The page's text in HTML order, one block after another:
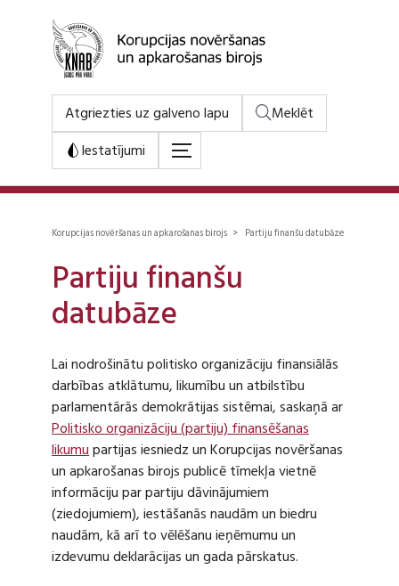
Atgriezties uz galveno lapu
Meklēt
Iestatījumi
Korupcijas novēršanas un apkarošanas birojs > Partiju finanšu datubāze
Partiju finanšu
datubāze
Lai nodrošinātu politisko organizāciju finansiālās
darbības atklātumu, likumību un atbilstību
parlamentārās demokrātijas sistēmai, saskaņā ar
Politisko organizāciju (partiju) finansēšanas
likumupartijas iesniedz un Korupcijas novēršanas
un apkarošanas birojs publicē tīmekļa vietnē
informāciju par partiju dāvinājumiem
(ziedojumiem), iestāšanās naudām un biedru
naudām, kā arī to vēlēšanu ieņēmumu un
izdevumu deklarācijas un gada pārskatus.